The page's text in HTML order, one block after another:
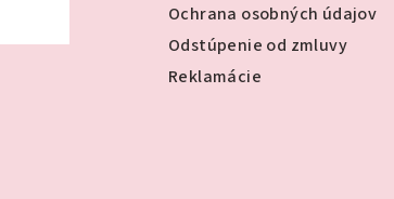
Ochrana osobných údajov
Odstúpenie od zmluvy
Reklamácie